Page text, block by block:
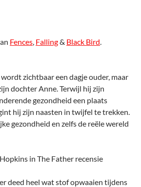
Fences, Falling& Black Bird.
zichtbaar een dagje ouder, maar
dochter Anne. Terwijl hij zijn
gezondheid een plaats
hij zijn naasten in twijfel te trekken.
gezondheid en zelfs de reële wereld
deed heel wat stof opwaaien tijdens